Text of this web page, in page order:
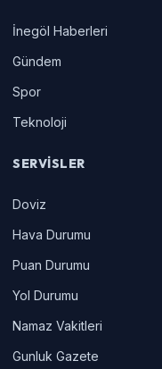
İnegöl Haberleri
Gündem
Spor
Teknoloji
SERVISLER
Doviz
Hava Durumu
Puan Durumu
Yol Durumu
Namaz Vakitleri
Gunluk Gazete